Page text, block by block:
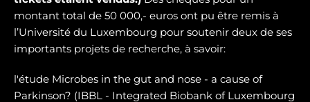
montant total de 50 000,- euros ont pu être remis à
l’Université du Luxembourg pour soutenir deux de ses
importants projets de recherche, à savoir:
l'étude Microbes in the gut and nose - a cause of
Parkinson? (IBBL - Integrated Biobank of Luxembourg